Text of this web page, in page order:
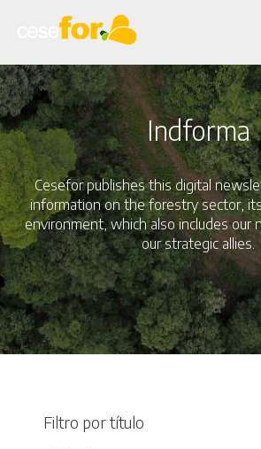
main
content
Indforma
Cesefor publishes this digital
information on the forestry sector,
environment, which also includes our
our strategic allies.
Filtro por título